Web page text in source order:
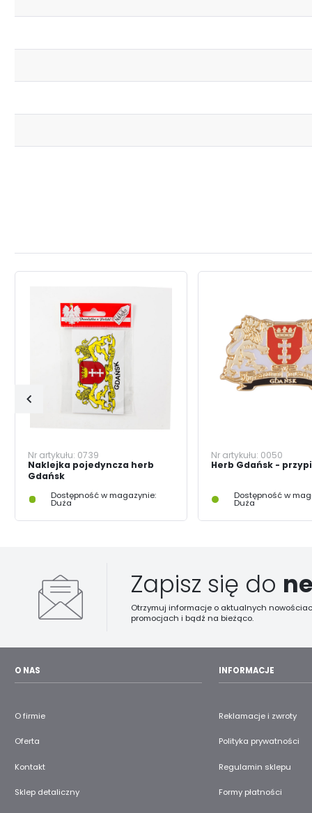
Nr artykułu: 0739
Naklejka pojedyncza herb
Gdańsk
Dostępność w magazynie:
Duża
Nr artykułu: 0050
Herb Gdańsk -
Dostępność w
Duża
Zapisz się do
Otrzymuj informacje o aktualnych
promocjach i bądź na bieżąco.
O NAS
O firmie
Oferta
Kontakt
Sklep detaliczny
INFORMACJE
Reklamacje i zwroty
Polityka prywatności
Regulamin sklepu
Formy płatności